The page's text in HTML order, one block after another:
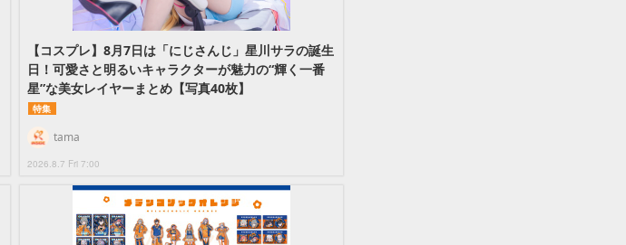
【コスプレ】8月7日は「にじさんじ」星川サラの誕生
日！可愛さと明るいキャラクターが魅力の“輝く一番
星”な美女レイヤーまとめ【写真40枚】
特集
2026.8.7 Fri 7:00
tama